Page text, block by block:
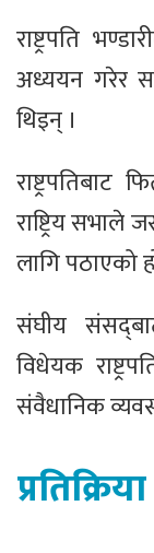
राष्ट्रपति
अध्ययन गरेर
थिइन् ।
राष्ट्रपतिबाट
राष्ट्रिय सभाले
लागि पठाएको
संघीय
विधेयक
संवैधानिक
प्रतिक्रिया